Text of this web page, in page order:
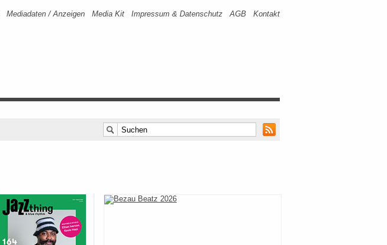
Mediadaten / Anzeigen Media Kit Impressum & Datenschutz AGB Kontakt